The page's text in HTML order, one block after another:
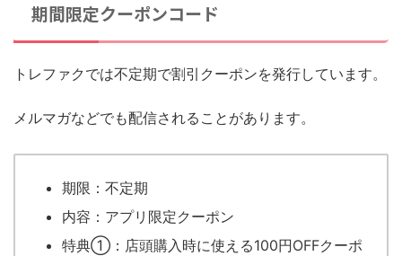
期間限定クーポンコード
トレファクでは不定期で割引クーポンを発行しています。
メルマガなどでも配信されることがあります。
期限：不定期
内容：アプリ限定クーポン
特典①：店頭購入時に使える100円OFFクーポ